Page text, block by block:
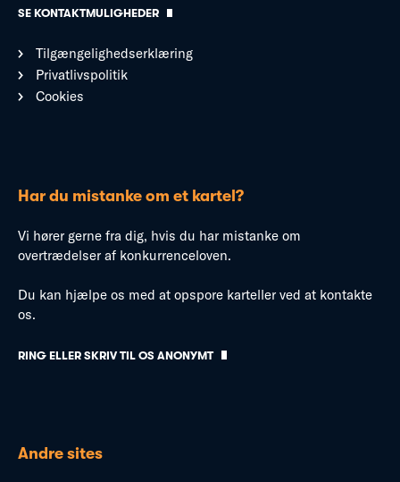
SE KONTAKTMULIGHEDER
Tilgængelighedserklæring
Privatlivspolitik
Cookies
Har du mistanke om et kartel?
Vi hører gerne fra dig, hvis du har mistanke om
overtrædelser af konkurrenceloven.
Du kan hjælpe os med at opspore karteller ved at kontakte
os.
RING ELLER SKRIV TIL OS ANONYMT
Andre sites